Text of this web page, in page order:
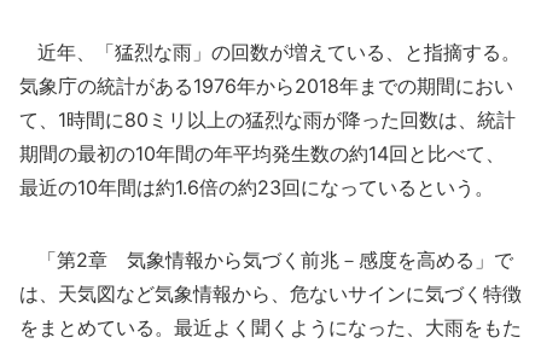
近年、「猛烈な雨」の回数が増えている、と指摘する。
気象庁の統計がある1976年から2018年までの期間におい
て、1時間に80ミリ以上の猛烈な雨が降った回数は、統計
期間の最初の10年間の年平均発生数の約14回と比べて、
最近の10年間は約1.6倍の約23回になっているという。
「第2章 気象情報から気づく前兆－感度を高める」で
は、天気図など気象情報から、危ないサインに気づく特徴
をまとめている。最近よく聞くようになった、大雨をもた